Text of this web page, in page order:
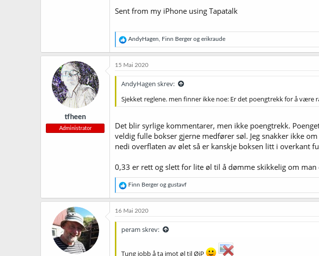
Sent from my iPhone using Tapatalk
R
e
a
k
j
o
e
AndyHagen Finn Bergerog erikraude
tfheen
Administrator
15 Mai 2020
AndyHagen skrev:
Sjekket reglene. men finner ikke noe: Er det poengtrekk for å
Det blir syrlige kommentarer, men ikke poengtrekk.
veldig fulle bokser gjerne medfører søl. Jeg snakker ikke
nedi overflaten av ølet så er kanskje boksen litt i overkant
0,33 er rett og slett for lite øl til å dømme skikkelig om
R
e
a
k
j
o
Finn Bergerog gustavf
16 Mai 2020
peram skrev:
Tung jobb å ta imot øl til ØiP